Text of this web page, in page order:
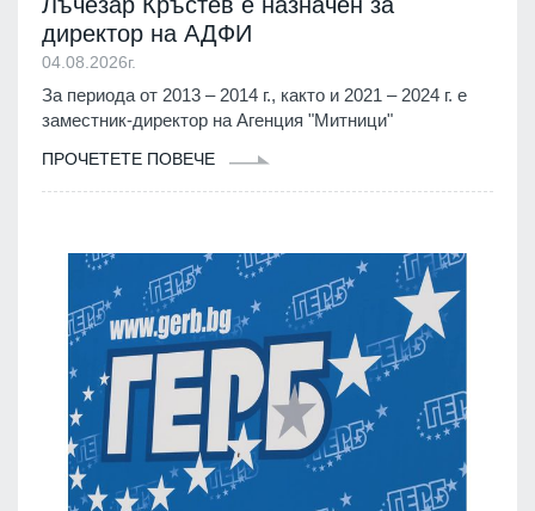
директор на АДФИ
04.08.2026г.
За периода от 2013 – 2014 г., както и 2021 – 2024 г. е
заместник-директор на Агенция "Митници"
ПРОЧЕТЕТЕ ПОВЕЧЕ